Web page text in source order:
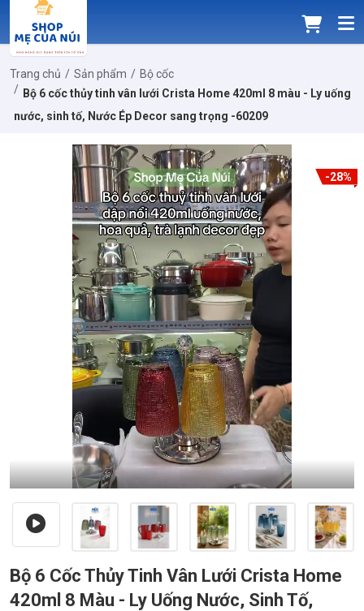
Trang chủ Sản phẩm
Bộ cốc
Bộ 6 cốc thủy tinh vân lưới Crista Home 420ml 8 màu - Ly uống
nước, sinh tố, Nước Ép Decor sang trọng -60209
-28%
Bộ 6 Cốc Thủy Tinh Vân Lưới Crista Home
420ml 8 Màu - Ly Uống Nước, Sinh Tố,